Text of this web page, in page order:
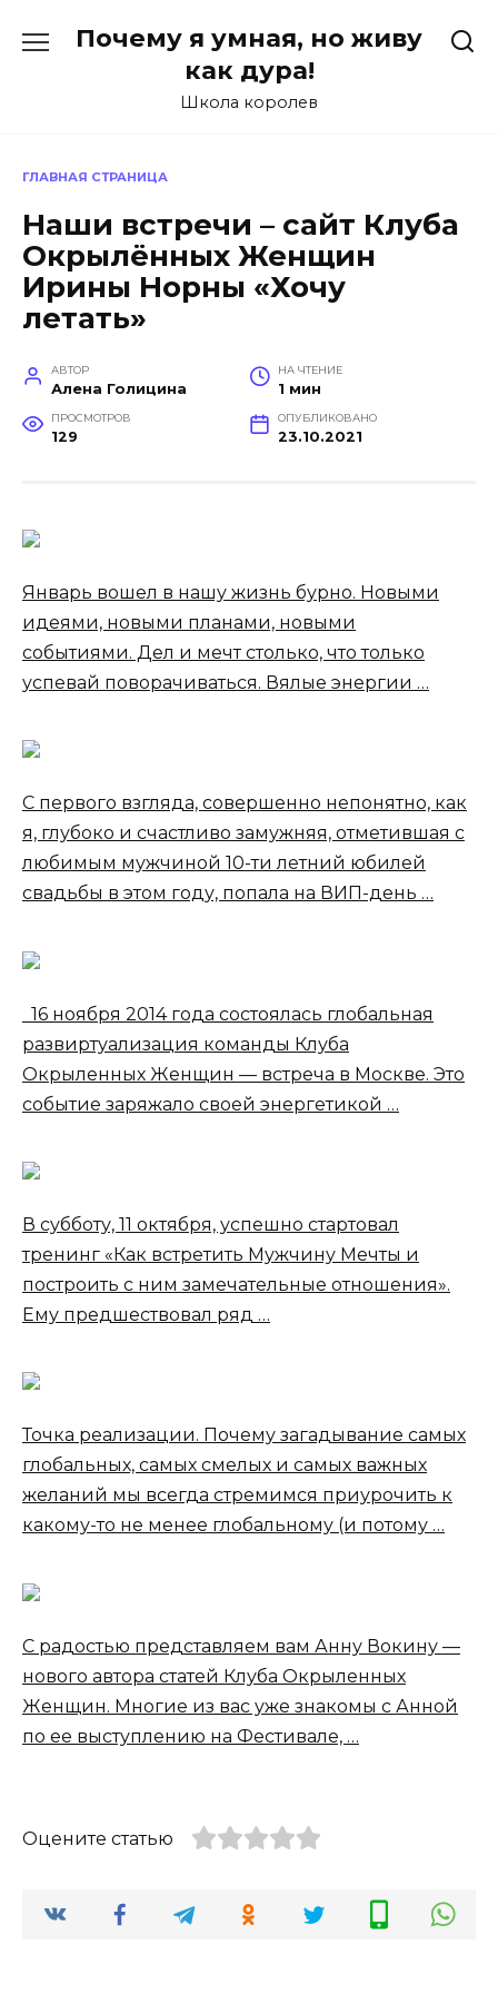
Почему я умная, но живу
как дура!
Школа королев
ГЛАВНАЯ СТРАНИЦА
Наши встречи – сайт Клуба
Окрылённых Женщин
Ирины Норны «Хочу
летать»
АВТОР
Алена Голицина
НА ЧТЕНИЕ
1 мин
ПРОСМОТРОВ
129
ОПУБЛИКОВАНО
23.10.2021
Январь вошел в нашу жизнь бурно. Новыми
идеями, новыми планами, новыми
событиями. Дел и мечт столько, что только
успевай поворачиваться. Вялые энергии …
С первого взгляда, совершенно непонятно, как
я, глубоко и счастливо замужняя, отметившая с
любимым мужчиной 10-ти летний юбилей
свадьбы в этом году, попала на ВИП-день …
16 ноября 2014 года состоялась глобальная
развиртуализация команды Клуба
Окрыленных Женщин — встреча в Москве. Это
событие заряжало своей энергетикой …
В субботу, 11 октября, успешно стартовал
тренинг «Как встретить Мужчину Мечты и
построить с ним замечательные отношения».
Ему предшествовал ряд …
Точка реализации. Почему загадывание самых
глобальных, самых смелых и самых важных
желаний мы всегда стремимся приурочить к
какому-то не менее глобальному (и потому …
С радостью представляем вам Анну Вокину —
нового автора статей Клуба Окрыленных
Женщин. Многие из вас уже знакомы с Анной
по ее выступлению на Фестивале, …
Оцените статью